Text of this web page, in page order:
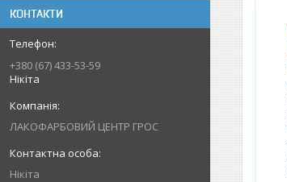
КОНТАКТИ
+380 (67) 433-53-59
Нікіта
ЛАКОФАРБОВИЙ ЦЕНТР ГРОС
Нікіта